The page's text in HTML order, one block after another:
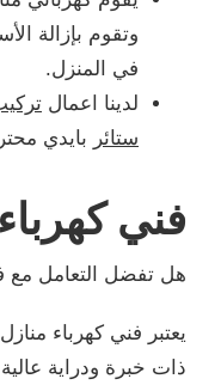
وتقوم بإزالة
في المنزل.
لدينا اعمال
ستائر بايدي
فني
هل تفضل التعامل مع
يعتبر فني كهرباء
ذات خبرة ودراية